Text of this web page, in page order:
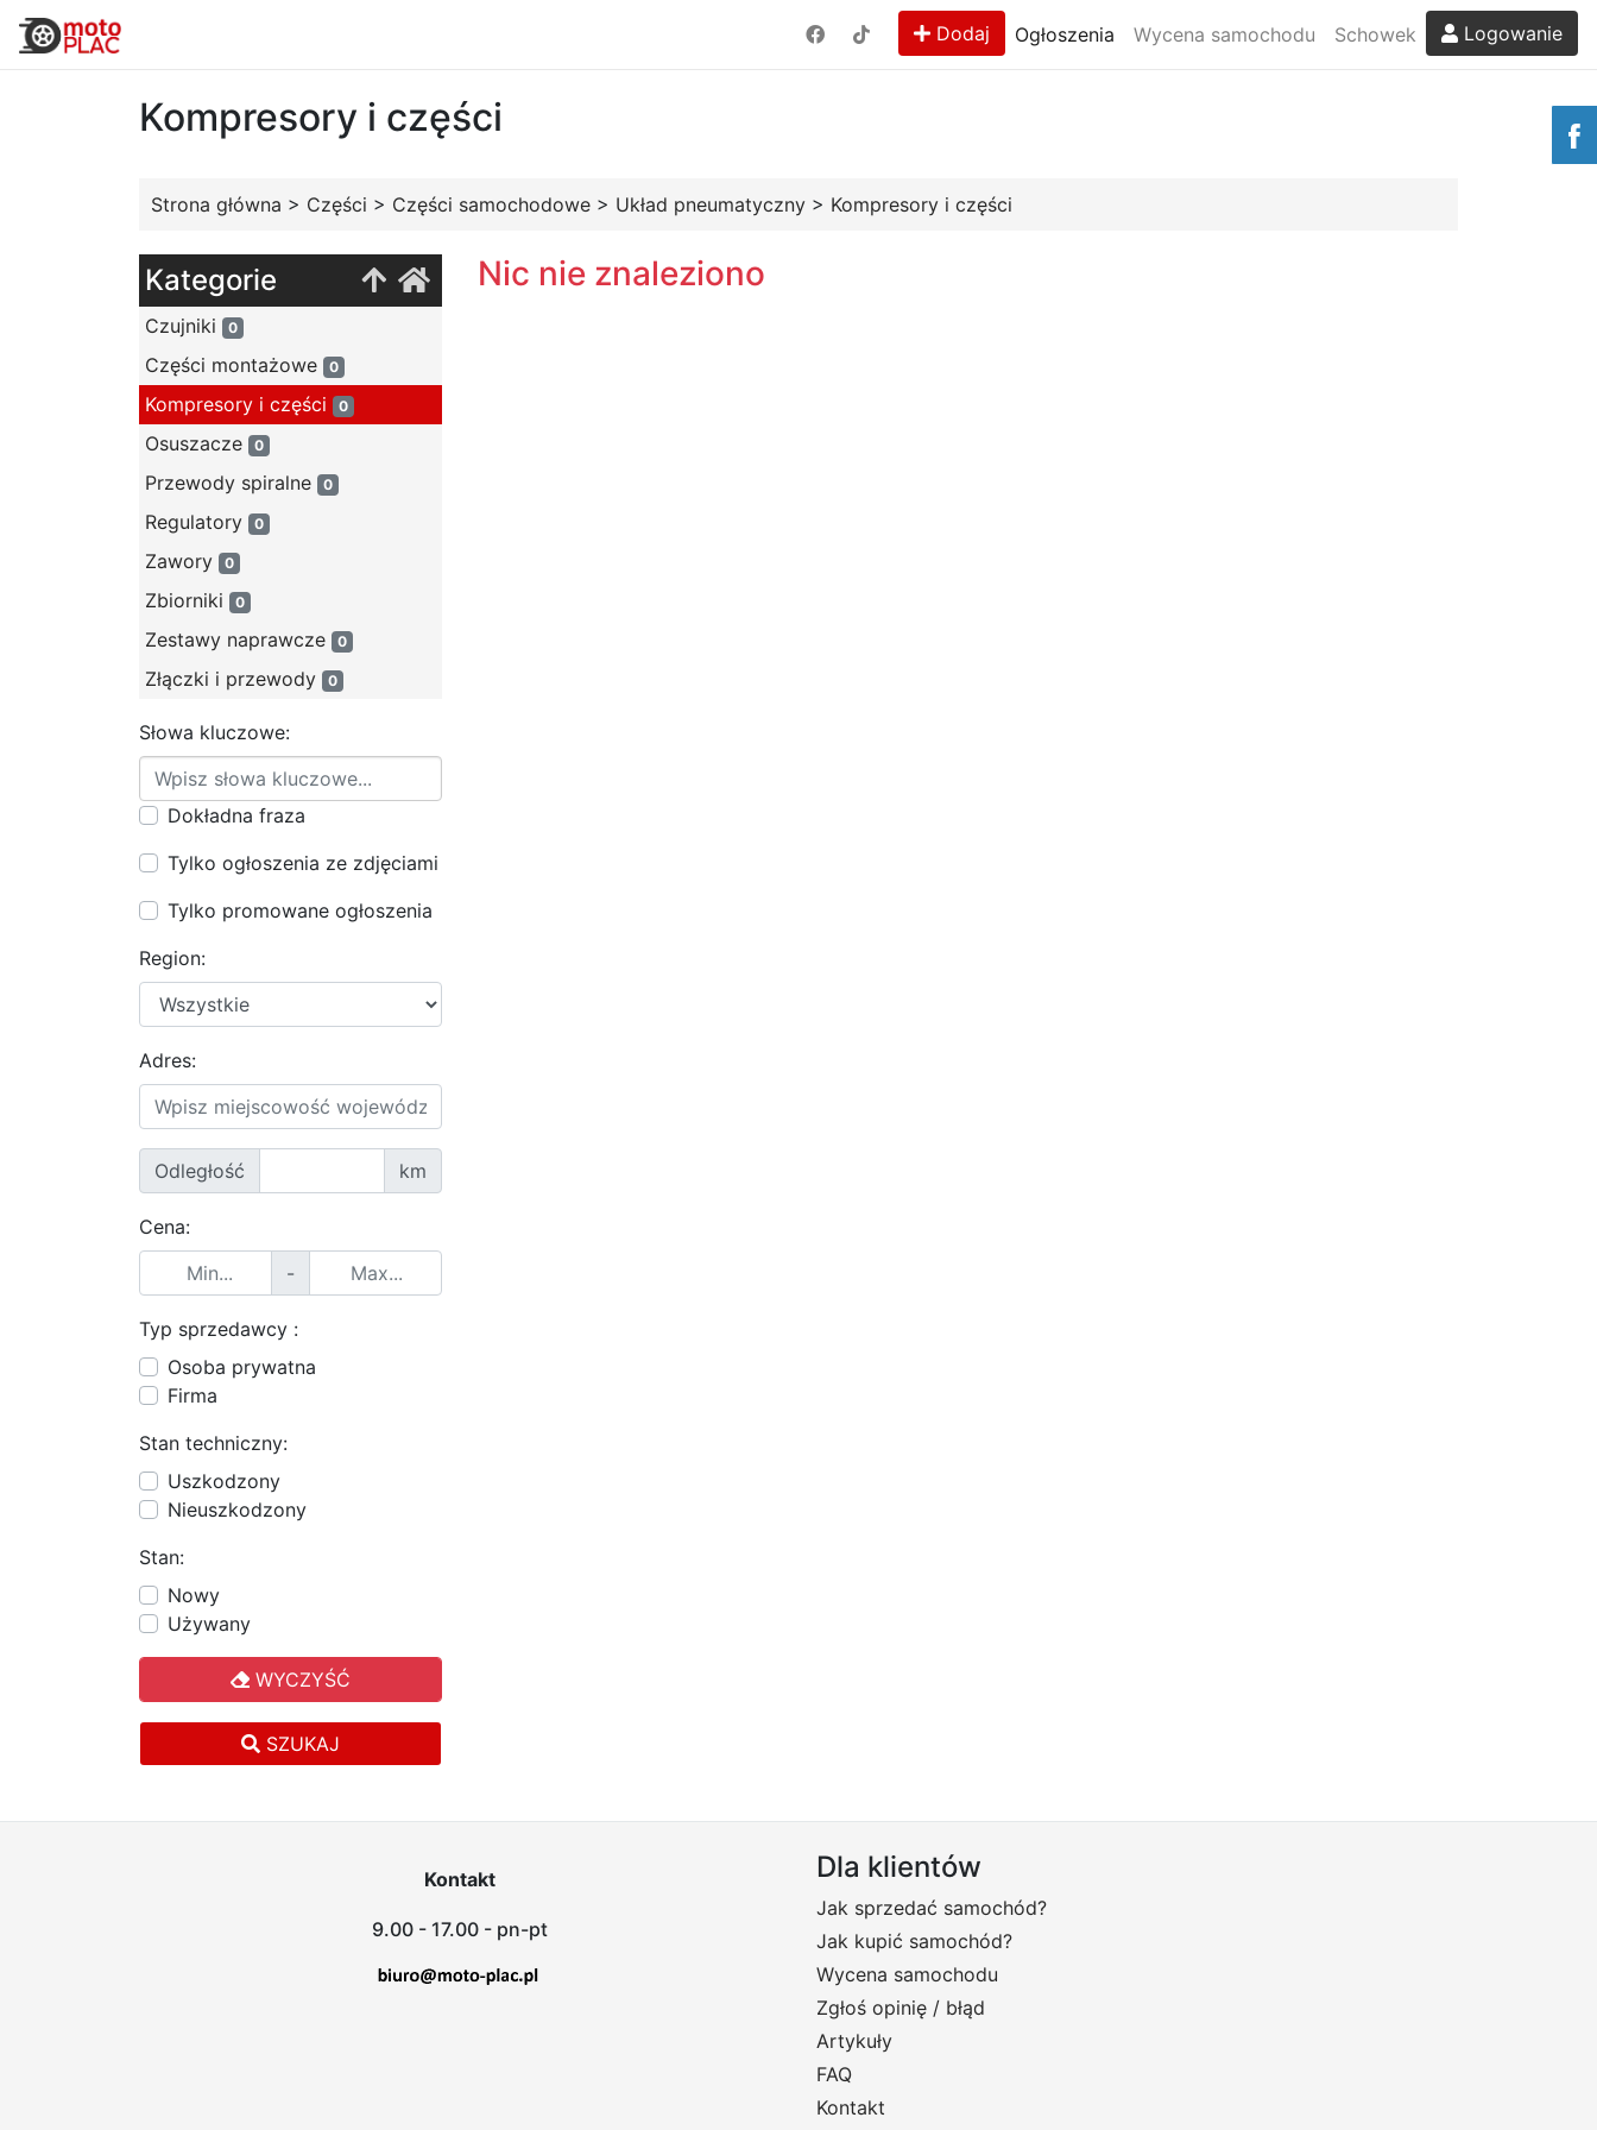
Dodaj Ogłoszenia Wycena samochodu Schowek Logowanie
Kompresory i części
Strona główna > Części > Części samochodowe > Układ pneumatyczny > Kompresory i części
Kategorie
Czujniki 0
Części montażowe 0
Kompresory i części 0
Osuszacze 0
Przewody spiralne 0
Regulatory 0
Zawory 0
Zbiorniki 0
Zestawy naprawcze 0
Złączki i przewody 0
Słowa kluczowe:
Dokładna fraza
Tylko ogłoszenia ze zdjęciami
Tylko promowane ogłoszenia
Region:
Adres:
Odległość km
Cena:
-
Typ sprzedawcy :
Osoba prywatna
Firma
Stan techniczny:
Uszkodzony
Nieuszkodzony
Stan:
Nowy
Używany
WYCZYŚĆ
SZUKAJ
Nic nie znaleziono
Kontakt
9.00 - 17.00 - pn-pt
Dla klientów
Jak sprzedać samochód?
Jak kupić samochód?
Wycena samochodu
Zgłoś opinię / błąd
Artykuły
FAQ
Kontakt